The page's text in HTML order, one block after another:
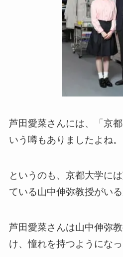
芦田愛菜さんには、「京
いう噂もありましたよね。
というのも、京都大学に
ている山中伸弥教授がいる
芦田愛菜さんは山中伸弥
け、憧れを持つようにな